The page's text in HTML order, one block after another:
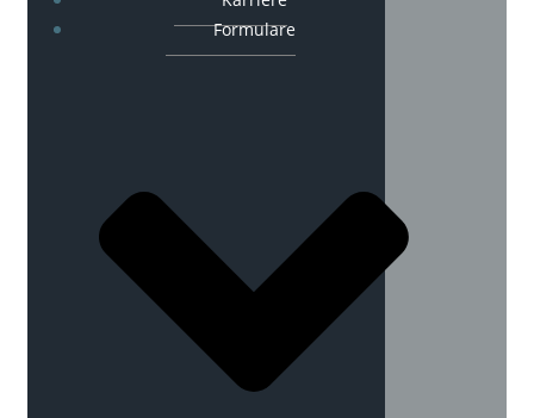
Formulare